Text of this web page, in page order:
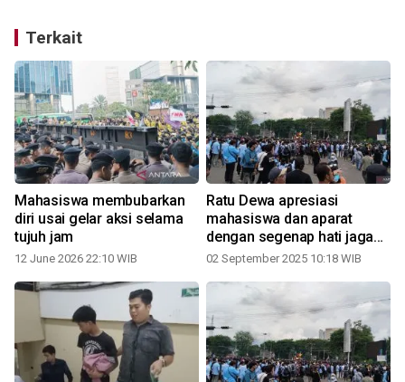
Terkait
Mahasiswa membubarkan
diri usai gelar aksi selama
tujuh jam
12 June 2026 22:10 WIB
Ratu Dewa apresiasi
mahasiswa dan aparat
dengan segenap hati jaga
ketertiban demonstrasi
02 September 2025 10:18 WIB